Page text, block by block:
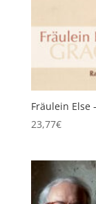
Fräulein Else
23,77€